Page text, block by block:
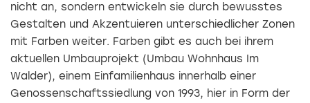
nicht an, sondern entwickeln sie durch bewusstes
Gestalten und Akzentuieren unterschiedlicher Zonen
mit Farben weiter. Farben gibt es auch bei ihrem
aktuellen Umbauprojekt (Umbau Wohnhaus Im
Walder), einem Einfamilienhaus innerhalb einer
Genossenschaftssiedlung von 1993, hier in Form der